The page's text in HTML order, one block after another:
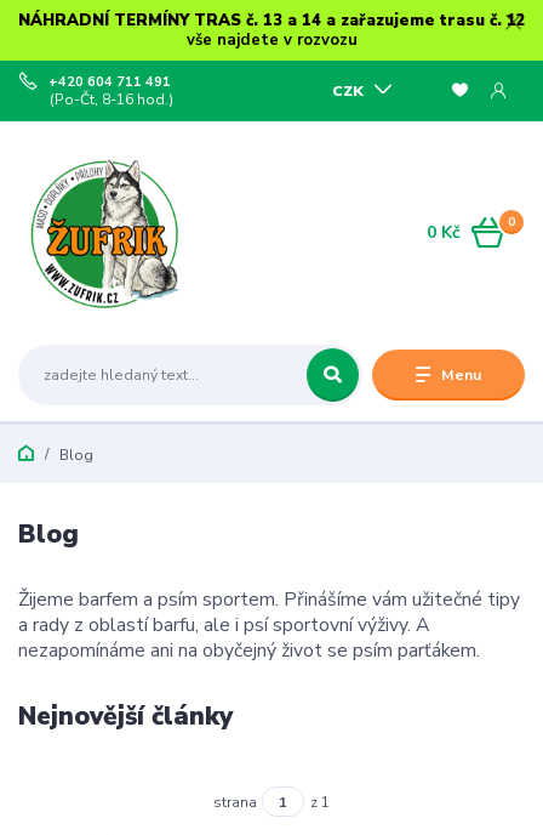
NÁHRADNÍ TERMÍNY TRAS č. 13 a 14 a zařazujeme trasu č. 12
vše najdete v rozvozu
Menu
CZK
+420 604 711 491
(Po-Čt, 8-16 hod.)
0
0 Kč
Blog
Blog
Žijeme barfem a psím sportem. Přinášíme vám užitečné tipy
a rady z oblastí barfu, ale i psí sportovní výživy. A
nezapomínáme ani na obyčejný život se psím parťákem.
Nejnovější články
strana z 1